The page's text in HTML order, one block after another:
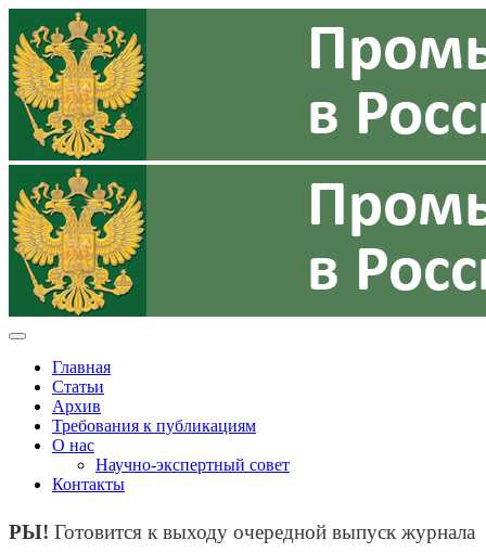
Главная
Статьи
Архив
Требования к публикациям
О нас
Научно-экспертный совет
Контакты
Готовится к выходу очередной выпуск журнала